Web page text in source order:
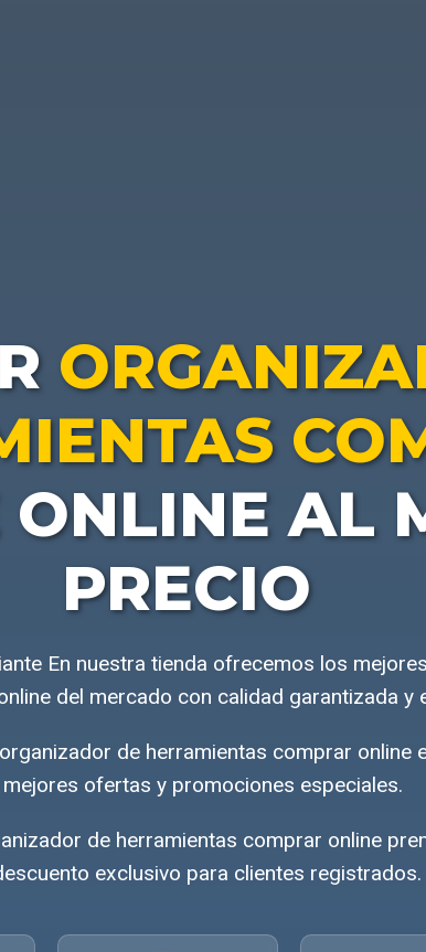
ONLINE AL
PRECIO
En nuestra tienda ofrecemos los
del mercado con calidad garantizada y
de herramientas comprar online
mejores ofertas y promociones especiales.
de herramientas comprar online
exclusivo para clientes registrados.